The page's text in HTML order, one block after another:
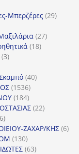
Μπερζέρες 2929
2727
1818
33
4040
15361536
προϊόντα
184184
προϊόντα
2222
6
προϊόνταΖΑΧΑΡ/ΚΗΣ 66
130130
προϊόντα
6363